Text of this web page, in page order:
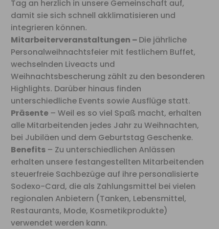
Tag an herzlich in unsere Gemeinschaft auf,
damit sie sich schnell akklimatisieren und
integrieren können.
Mitarbeiterveranstaltungen – Die jährliche
Personalweihnachtsfeier mit festlichem Buffet,
wechselnden Liveacts und
Weihnachtsbescherung zählt zu den besonderen
Highlights. Darüber hinaus finden
unterschiedliche Events sowie Ausflüge statt.
Präsente – Weil es so viel Spaß macht, erhalten
alle Mitarbeitenden jedes Jahr zu Weihnachten,
bei Jubiläen und dem Geburtstag Geschenke.
Benefits – Zu unterschiedlichen Anlässen
erhalten unsere festangestellten Mitarbeitenden
steuerfreie Sachbezüge auf ihre personalisierte
Sodexo-Card, die als Zahlungsmittel bei vielen
regionalen Anbietern (Tanken, Lebensmittel,
Restaurants, Mode, Kosmetikprodukte)
verwendet werden kann.